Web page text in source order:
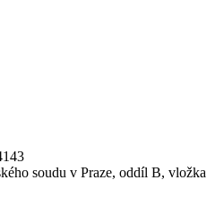
soudu v Praze, oddíl B, vložka